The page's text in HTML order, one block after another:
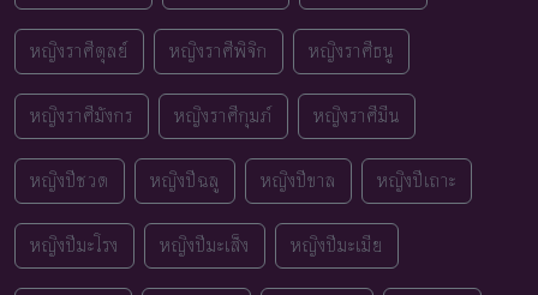
หญิงราศีตุลย์ หญิงราศีพิจิก หญิงราศีธนู
หญิงราศีมังกร หญิงราศีกุมภ์ หญิงราศีมีน
หญิงปีชวด หญิงปีฉลู หญิงปีขาล หญิงปีเถาะ
หญิงปีมะโรง หญิงปีมะเส็ง หญิงปีมะเมีย